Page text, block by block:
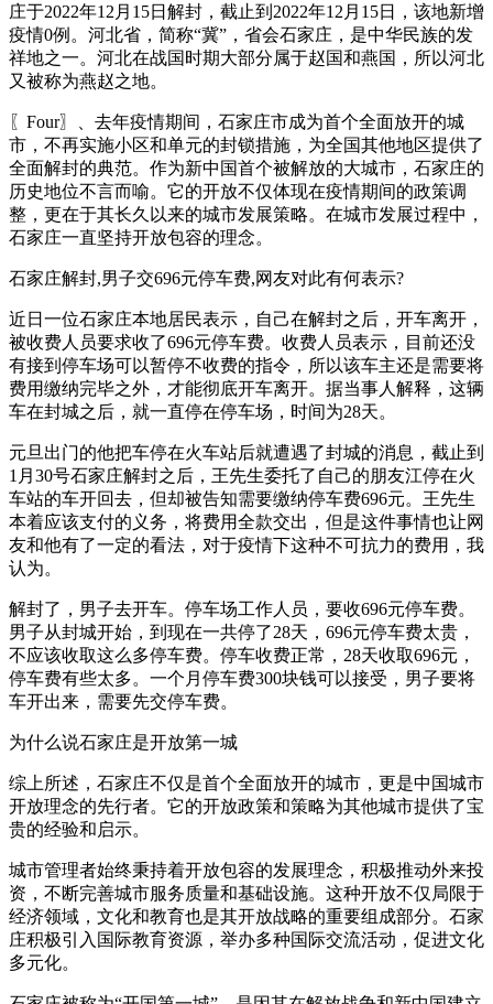
庄于2022年12月15日解封，截止到2022年12月15日，该地新增
疫情0例。河北省，简称“冀”，省会石家庄，是中华民族的发
祥地之一。河北在战国时期大部分属于赵国和燕国，所以河北
又被称为燕赵之地。
〖Four〗、去年疫情期间，石家庄市成为首个全面放开的城
市，不再实施小区和单元的封锁措施，为全国其他地区提供了
全面解封的典范。作为新中国首个被解放的大城市，石家庄的
历史地位不言而喻。它的开放不仅体现在疫情期间的政策调
整，更在于其长久以来的城市发展策略。在城市发展过程中，
石家庄一直坚持开放包容的理念。
石家庄解封,男子交696元停车费,网友对此有何表示?
近日一位石家庄本地居民表示，自己在解封之后，开车离开，
被收费人员要求收了696元停车费。收费人员表示，目前还没
有接到停车场可以暂停不收费的指令，所以该车主还是需要将
费用缴纳完毕之外，才能彻底开车离开。据当事人解释，这辆
车在封城之后，就一直停在停车场，时间为28天。
元旦出门的他把车停在火车站后就遭遇了封城的消息，截止到
1月30号石家庄解封之后，王先生委托了自己的朋友江停在火
车站的车开回去，但却被告知需要缴纳停车费696元。王先生
本着应该支付的义务，将费用全款交出，但是这件事情也让网
友和他有了一定的看法，对于疫情下这种不可抗力的费用，我
认为。
解封了，男子去开车。停车场工作人员，要收696元停车费。
男子从封城开始，到现在一共停了28天，696元停车费太贵，
不应该收取这么多停车费。停车收费正常，28天收取696元，
停车费有些太多。一个月停车费300块钱可以接受，男子要将
车开出来，需要先交停车费。
为什么说石家庄是开放第一城
综上所述，石家庄不仅是首个全面放开的城市，更是中国城市
开放理念的先行者。它的开放政策和策略为其他城市提供了宝
贵的经验和启示。
城市管理者始终秉持着开放包容的发展理念，积极推动外来投
资，不断完善城市服务质量和基础设施。这种开放不仅局限于
经济领域，文化和教育也是其开放战略的重要组成部分。石家
庄积极引入国际教育资源，举办多种国际交流活动，促进文化
多元化。